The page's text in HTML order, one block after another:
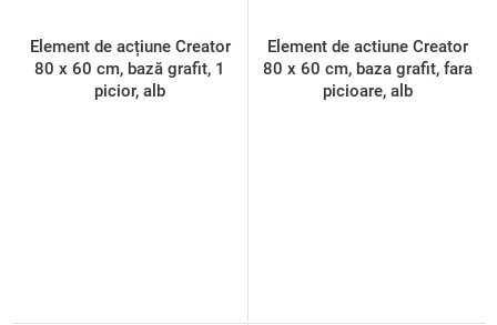
Element de acțiune Creator
80 x 60 cm, bază grafit, 1
picior, alb
Element de actiune Creator
80 x 60 cm, baza grafit, fara
picioare, alb